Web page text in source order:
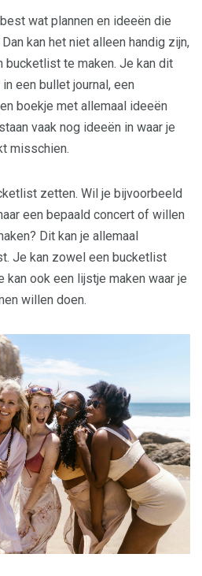
wat plannen en ideeën die
kan het niet alleen handig zijn,
bucketlist te maken. Je kan dit
een bullet journal, een
boekje met allemaal ideeën
vaak nog ideeën in waar je
misschien.
zetten. Wil je bijvoorbeeld
een bepaald concert of willen
Dit kan je allemaal
Je kan zowel een bucketlist
kan ook een lijstje maken waar je
willen doen.